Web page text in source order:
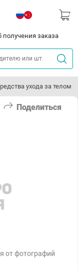
получения заказа
ухода за телом
Поделиться
от фотографий